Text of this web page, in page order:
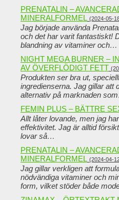
PRENATALIN –
MINERALFORMEL (2024-05-
Jag började använda
och det har varit fantastiskt!
blandning av vitaminer och…
NIGHT MEGA BURNER –
AV ÖVERFLÖDIGT FETT
Produkten ser bra ut,
ingredienserna. Jag gillar att
alternativ på marknaden
FEMIN PLUS – BÄTTRE
Allt låter lovande, men jag
effektivitet. Jag är alltid
lovar så…
PRENATALIN –
MINERALFORMEL (2024-04-
Jag gillar verkligen att
nödvändiga vitaminer och
form, vilket stöder både